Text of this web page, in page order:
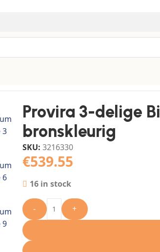
Provira 3-delige
bronskleurig
SKU: 3216330
€539.55
16 in stock
- +